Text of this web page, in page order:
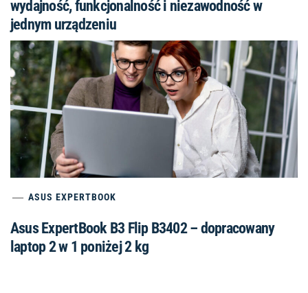
wydajność, funkcjonalność i niezawodność w
jednym urządzeniu
ASUS EXPERTBOOK
Asus ExpertBook B3 Flip B3402 – dopracowany
laptop 2 w 1 poniżej 2 kg